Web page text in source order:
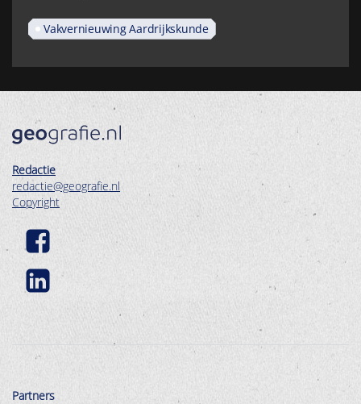
Vakvernieuwing Aardrijkskunde
Redactie
redactie@geografie.nl
Copyright
Partners